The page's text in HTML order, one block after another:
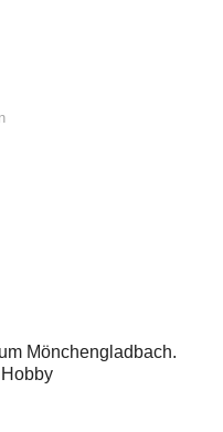
Mönchengladbach.